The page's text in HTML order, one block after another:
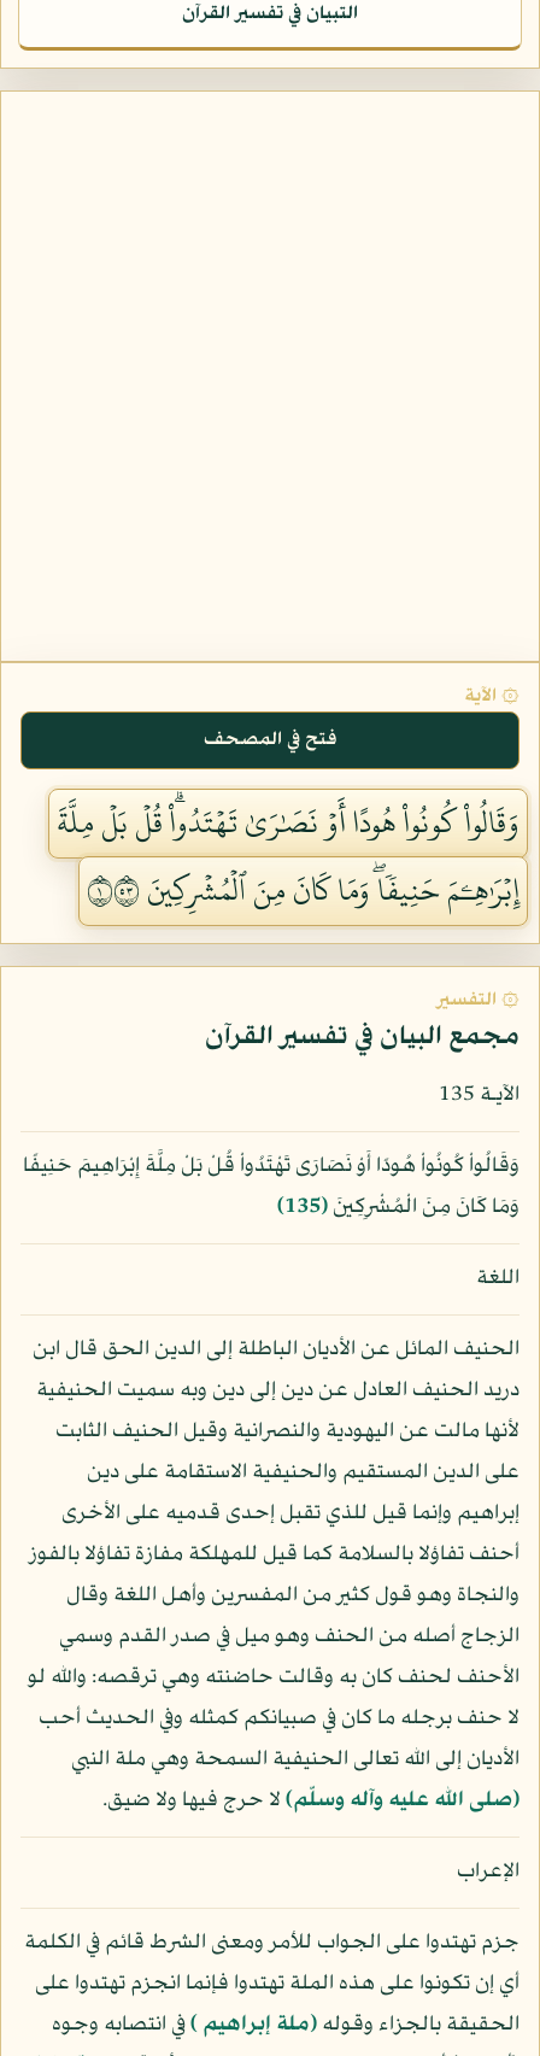
التبيان في تفسير القرآن
۞ الآية
فتح في المصحف
وَقَالُواْ كُونُواْ هُودًا أَوۡ نَصَٰرَىٰ تَهۡتَدُواْۗ قُلۡ بَلۡ مِلَّةَ
إِبۡرَٰهِـۧمَ حَنِيفٗاۖ وَمَا كَانَ مِنَ ٱلۡمُشۡرِكِينَ ١٣٥
۞ التفسير
مجمع البيان في تفسير القرآن
الآيـة 135
وَقَالُواْ كُونُواْ هُودًا أَوْ نَصَارَى تَهْتَدُواْ قُلْ بَلْ مِلَّةَ إِبْرَاهِيمَ حَنِيفًا
وَمَا كَانَ مِنَ الْمُشْرِكِينَ﴿135﴾
اللغة
الحنيف المائل عن الأديان الباطلة إلى الدين الحق قال ابن
دريد الحنيف العادل عن دين إلى دين وبه سميت الحنيفية
لأنها مالت عن اليهودية والنصرانية وقيل الحنيف الثابت
على الدين المستقيم والحنيفية الاستقامة على دين
إبراهيم وإنما قيل للذي تقبل إحدى قدميه على الأخرى
أحنف تفاؤلا بالسلامة كما قيل للمهلكة مفازة تفاؤلا بالفوز
والنجاة وهو قول كثير من المفسرين وأهل اللغة وقال
الزجاج أصله من الحنف وهو ميل في صدر القدم وسمي
الأحنف لحنف كان به وقالت حاضنته وهي ترقصه: والله لو
لا حنف برجله ما كان في صبيانكم كمثله وفي الحديث أحب
الأديان إلى الله تعالى الحنيفية السمحة وهي ملة النبي
(صلى الله عليه وآله وسلّم)لا حرج فيها ولا ضيق.
الإعراب
جزم تهتدوا على الجواب للأمر ومعنى الشرط قائم في الكلمة
أي إن تكونوا على هذه الملة تهتدوا فإنما انجزم تهتدوا على
الحقيقة بالجزاء وقوله﴿ملة إبراهيم ﴾في انتصابه وجوه